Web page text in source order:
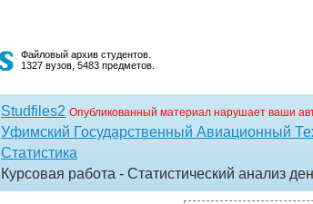
Файловый архив студентов.
1327 вузов, 5483 предметов.
Studfiles2 Опубликованный материал нарушает ваши
Уфимский Государственный Авиационный
Статистика
Курсовая работа - Статистический анализ